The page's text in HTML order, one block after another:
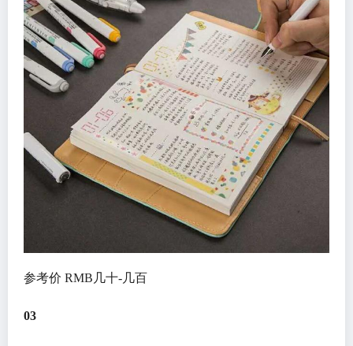
参考价 RMB几十-几百
03